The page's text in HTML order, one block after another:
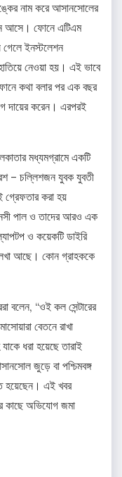
নাম করে আসানসোলের
আসে। ফোনে এটিএম
গেলে ইনস্টলেশন
হাতিয়ে নেওয়া হয়। এই ভাবে
কথা বলার পর এক বছর
দায়ের করেন। এরপরই
মধ্যমগ্রামে একটি
– চল্লিশজন যুবক যুবতী
গ্রেফতার করা হয়
পাল ও তাদের আরও এক
ও কয়েকটি ডাইরি
আছে। কোন গ্রাহককে
বলেন, “ওই কল সেন্টারের
বেতনে রাখা
ধরা হয়েছে তারাই
জুড়ে বা পশ্চিমবঙ্গ
হয়েছেন। এই খবর
কাছে অভিযোগ জমা